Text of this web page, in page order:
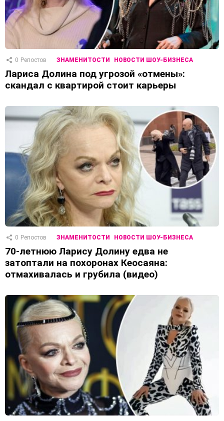
0 Репостов ЗНАМЕНИТОСТИ НОВОСТИ ШОУ-БИЗНЕСА
Лариса Долина под угрозой «отмены»:
скандал с квартирой стоит карьеры
0 Репостов ЗНАМЕНИТОСТИ НОВОСТИ ШОУ-БИЗНЕСА
70-летнюю Ларису Долину едва не
затоптали на похоронах Кеосаяна:
отмахивалась и грубила (видео)